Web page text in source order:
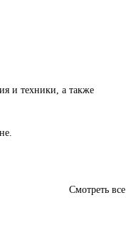
и техники, а также
Смотреть все